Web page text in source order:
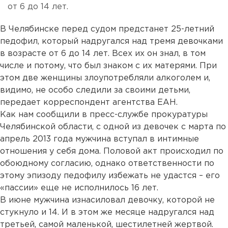
от 6 до 14 лет.
В Челябинске перед судом предстанет 25-летний
педофил, который надругался над тремя девочками
в возрасте от 6 до 14 лет. Всех их он знал, в том
числе и потому, что был знаком с их матерями. При
этом две женщины злоупотребляли алкоголем и,
видимо, не особо следили за своими детьми,
передает корреспондент агентства ЕАН.
Как нам сообщили в пресс-службе прокуратуры
Челябинской области, с одной из девочек с марта по
апрель 2013 года мужчина вступал в интимные
отношения у себя дома. Половой акт происходил по
обоюдному согласию, однако ответственности по
этому эпизоду педофилу избежать не удастся – его
«пассии» еще не исполнилось 16 лет.
В июне мужчина изнасиловал девочку, которой не
стукнуло и 14. И в этом же месяце надругался над
третьей, самой маленькой, шестилетней жертвой.